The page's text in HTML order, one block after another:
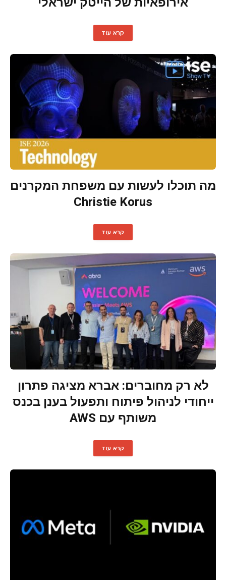
קרא עוד
מה תוכלו לעשות עם משפחת המקרנים
Christie Korus
קרא עוד
לא רק מחוברים: אברא מציגה פתרון
ייחודי לניהול פיתוח ותפעול בענן בכנס
משותף עם AWS
קרא עוד